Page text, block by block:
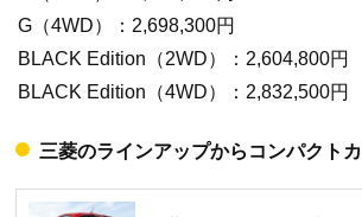
G（4WD）：2,698,300円
BLACK Edition（2WD）：2,604,800円
BLACK Edition（4WD）：2,832,500円
三菱のラインアップからコンパクト